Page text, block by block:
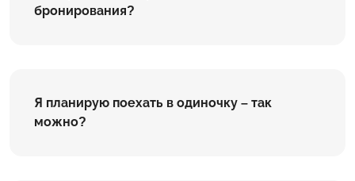
бронирования?
Я планирую поехать в одиночку – так
можно?